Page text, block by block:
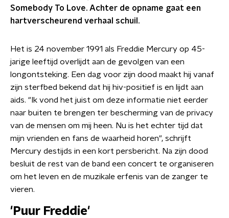
Somebody To Love. Achter de opname gaat een
hartverscheurend verhaal schuil.
Het is 24 november 1991 als Freddie Mercury op 45-
jarige leeftijd overlijdt aan de gevolgen van een
longontsteking. Een dag voor zijn dood maakt hij vanaf
zijn sterfbed bekend dat hij hiv-positief is en lijdt aan
aids. "Ik vond het juist om deze informatie niet eerder
naar buiten te brengen ter bescherming van de privacy
van de mensen om mij heen. Nu is het echter tijd dat
mijn vrienden en fans de waarheid horen", schrijft
Mercury destijds in een kort persbericht. Na zijn dood
besluit de rest van de band een concert te organiseren
om het leven en de muzikale erfenis van de zanger te
vieren.
'Puur Freddie'